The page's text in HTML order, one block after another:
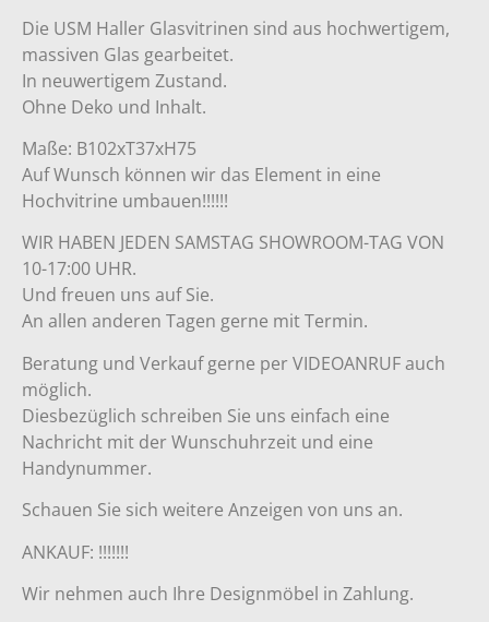
Die USM Haller Glasvitrinen sind aus hochwertigem,
massiven Glas gearbeitet.
In neuwertigem Zustand.
Ohne Deko und Inhalt.
Maße: B102xT37xH75
Auf Wunsch können wir das Element in eine
Hochvitrine umbauen!!!!!!
WIR HABEN JEDEN SAMSTAG SHOWROOM-TAG VON
10-17:00 UHR.
Und freuen uns auf Sie.
An allen anderen Tagen gerne mit Termin.
Beratung und Verkauf gerne per VIDEOANRUF auch
möglich.
Diesbezüglich schreiben Sie uns einfach eine
Nachricht mit der Wunschuhrzeit und eine
Handynummer.
Schauen Sie sich weitere Anzeigen von uns an.
ANKAUF: !!!!!!!
Wir nehmen auch Ihre Designmöbel in Zahlung.